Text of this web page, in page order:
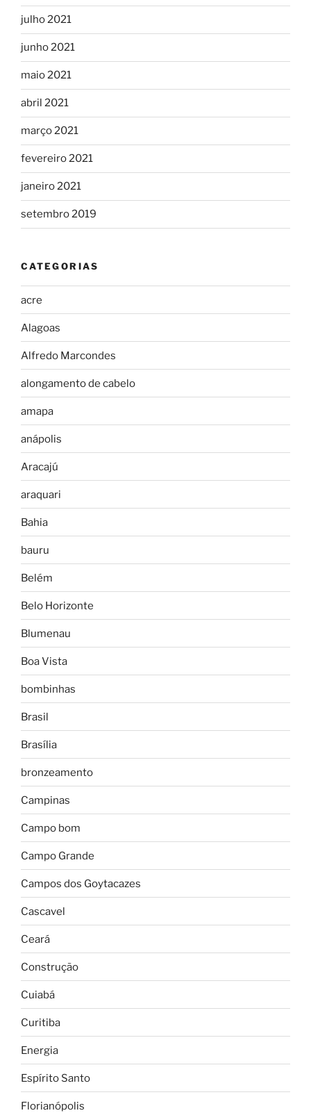
julho 2021
junho 2021
maio 2021
abril 2021
março 2021
fevereiro 2021
janeiro 2021
setembro 2019
CATEGORIAS
acre
Alagoas
Alfredo Marcondes
alongamento de cabelo
amapa
anápolis
Aracajú
araquari
Bahia
bauru
Belém
Belo Horizonte
Blumenau
Boa Vista
bombinhas
Brasil
Brasília
bronzeamento
Campinas
Campo bom
Campo Grande
Campos dos Goytacazes
Cascavel
Ceará
Construção
Cuiabá
Curitiba
Energia
Espírito Santo
Florianópolis